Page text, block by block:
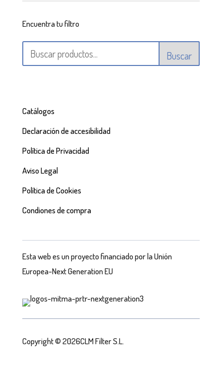
Encuentra tu filtro
Buscar
Catálogos
Declaración de accesibilidad
Política de Privacidad
Aviso Legal
Política de Cookies
Condiones de compra
Esta web es un proyecto financiado por la Unión
Europea-Next Generation EU
Copyright © 2026CLM Filter S.L.